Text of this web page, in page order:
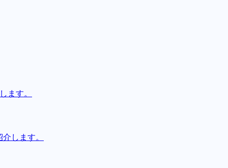
ます。
します。